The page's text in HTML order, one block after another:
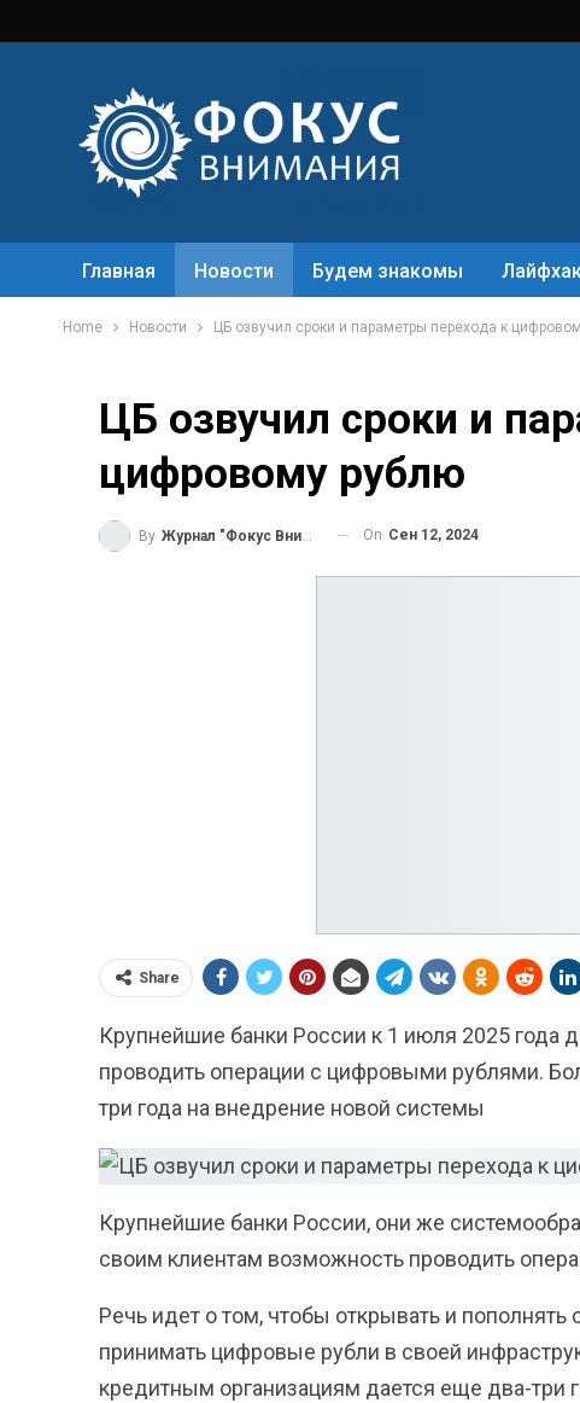
Главная Новости Будем знакомы
Home Новости ЦБ озвучил сроки и параметры перехода к
ЦБ озвучил сроки и
цифровому рублю
By Журнал "Фокус Внимания" On Сен 12, 2024
Share
Крупнейшие банки России к 1 июля 2025
проводить операции с цифровыми рублями.
три года на внедрение новой системы
Крупнейшие банки России, они же
своим клиентам возможность проводить
Речь идет о том, чтобы открывать и
принимать цифровые рубли в своей
кредитным организациям дается еще два-три